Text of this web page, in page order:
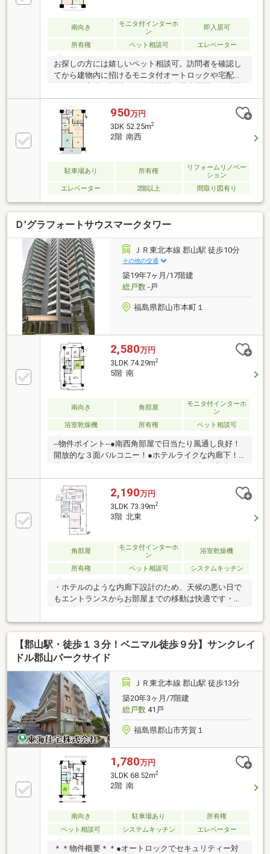
南向き
モニタ付インターホ
ン
即入居可
所有権 ペット相談可 エレベーター
お探しの方には嬉しいペット相談可。訪問者を確認し
てから建物内に招けるモニタ付オートロックや宅配ボ
ックスを完備、駅近くで公共機関、医療機関、金融機
関、娯楽施設等利便性が良い立地、洋室は間仕切りで
ＬＤＫ、ＤＫバリエーションへライフスタイルに工夫
ができます。
950万円
3DK 52.25m2
2階 南西
駐車場あり 所有権
リフォームリノベー
ション
エレベーター
2階以上 間取り図有り
Ｄ’グラフォートサウスマークタワー
ＪＲ東北本線 郡山駅 徒歩10分
その他の交通
築19年7ヶ月/17階建
総戸数-戸
福島県郡山市本町１
2,580万円
3LDK 74.29m2
5階 南
南向き 角部屋
モニタ付インターホ
ン
浴室乾燥機
所有権 ペット相談可
--物件ポイント--●南西角部屋で日当たり風通し良好！
開放的な３面バルコニー！●ホテルライクな内廊下！
防犯性やプライバシーにも配慮された設計！●郡山
駅 徒歩約１０分で新幹線や電車を使う方にもおすす
め！●光熱費を抑えるオール電化--周辺環境--●郡山駅
徒歩１０分●セブンイレブン郡山本町二丁目店 徒歩
３分●イオンタウン郡山 徒歩１２分●橘小学校 徒歩
１１分●郡山第三中学校 徒歩２４分―――住宅ローン
に関するご相談承ります―――＊勤続年数の少ない方＊
自己資金の少ない方＊他にお借入れのある方＊契約・
派遣社員の方 その他、不動産購入で不安な点は弊社に
ご相談ください！
2,190万円
3LDK 73.39m2
3階 北東
角部屋
モニタ付インターホ
ン
浴室乾燥機
所有権 ペット相談可 システムキッチン
・ホテルのような内廊下設計のため、天候の悪い日で
もエントランスからお部屋までの移動は快適です・ガ
スを使わないオール電化仕様ですので、小さなお子様
がいらっしゃるご家庭や高齢のご家族にも安心です・
将来のメンテナンス性に配慮した二重床・二重天井構
造です・キッチンはＩＨクッキングヒーター／浴室に
浴室換気乾燥機／玄関はダブルロック・ディンプルキ
【郡山駅・徒歩１３分！ベニマル徒歩９分】サンクレイ
ドル郡山パークサイド
ＪＲ東北本線 郡山駅 徒歩13分
築20年3ヶ月/7階建
総戸数41戸
福島県郡山市芳賀１
1,780万円
3LDK 68.52m2
2階 南
南向き 駐車場あり
所有権
ペット相談可
システムキッチン エレベーター
＊＊物件概要＊＊●オートロックでセキュリティー対